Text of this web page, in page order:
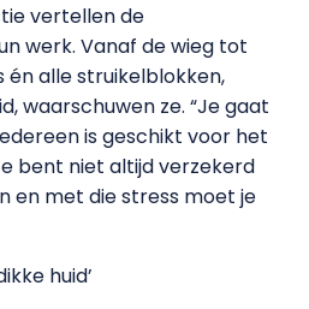
vertellen de
werk. Vanaf de wieg tot
alle struikelblokken,
waarschuwen ze. “Je gaat
is geschikt voor het
bent niet altijd verzekerd
en met die stress moet je
huid’